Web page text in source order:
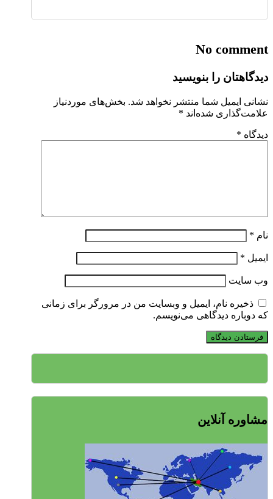
No comment
دیدگاهتان را بنویسید
نشانی ایمیل شما منتشر نخواهد شد. بخش‌های موردنیاز
علامت‌گذاری شده‌اند *
دیدگاه *
نام *
ایمیل *
وب‌ سایت
ذخیره نام، ایمیل و وبسایت من در مرورگر برای زمانی
که دوباره دیدگاهی می‌نویسم.
مشاوره آنلاین